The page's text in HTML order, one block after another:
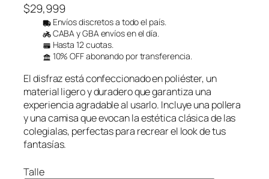
$29,999
Envíos discretos a todo el país.
CABA y GBA envíos en el día.
Hasta 12 cuotas.
10% OFF abonando por transferencia.
El disfraz está confeccionado en poliéster, un
material ligero y duradero que garantiza una
experiencia agradable al usarlo. Incluye una pollera
y una camisa que evocan la estética clásica de las
colegialas, perfectas para recrear el look de tus
fantasías.
Talle